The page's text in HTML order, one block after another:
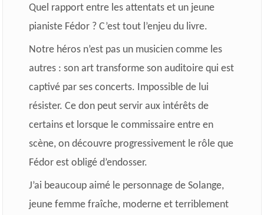
Quel rapport entre les attentats et un jeune
pianiste Fédor ? C’est tout l’enjeu du livre.
Notre héros n’est pas un musicien comme les
autres : son art transforme son auditoire qui est
captivé par ses concerts. Impossible de lui
résister. Ce don peut servir aux intérêts de
certains et lorsque le commissaire entre en
scène, on découvre progressivement le rôle que
Fédor est obligé d’endosser.
J’ai beaucoup aimé le personnage de Solange,
jeune femme fraîche, moderne et terriblement